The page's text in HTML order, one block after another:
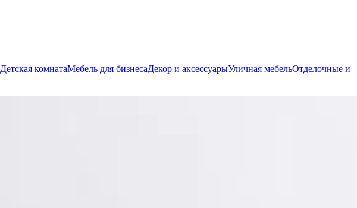
Детская комнатаМебель для бизнесаДекор и аксессуарыУличная мебельОтделочные и